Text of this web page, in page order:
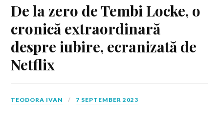
De la zero de Tembi Locke, o
cronică extraordinară
despre iubire, ecranizată de
Netflix
TEODORA IVAN 7 SEPTEMBER 2023